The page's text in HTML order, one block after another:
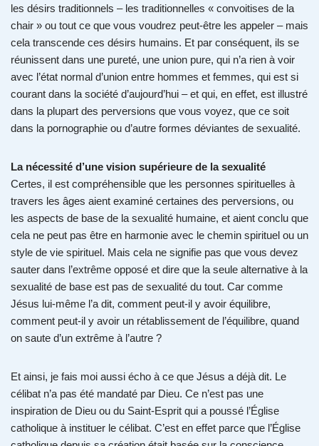
les désirs traditionnels – les traditionnelles « convoitises de la
chair » ou tout ce que vous voudrez peut-être les appeler – mais
cela transcende ces désirs humains. Et par conséquent, ils se
réunissent dans une pureté, une union pure, qui n’a rien à voir
avec l’état normal d’union entre hommes et femmes, qui est si
courant dans la société d’aujourd’hui – et qui, en effet, est illustré
dans la plupart des perversions que vous voyez, que ce soit
dans la pornographie ou d’autre formes déviantes de sexualité.
La nécessité d’une vision supérieure de la sexualité
Certes, il est compréhensible que les personnes spirituelles à
travers les âges aient examiné certaines des perversions, ou
les aspects de base de la sexualité humaine, et aient conclu que
cela ne peut pas être en harmonie avec le chemin spirituel ou un
style de vie spirituel. Mais cela ne signifie pas que vous devez
sauter dans l’extrême opposé et dire que la seule alternative à la
sexualité de base est pas de sexualité du tout. Car comme
Jésus lui-même l’a dit, comment peut-il y avoir équilibre,
comment peut-il y avoir un rétablissement de l’équilibre, quand
on saute d’un extrême à l’autre ?
Et ainsi, je fais moi aussi écho à ce que Jésus a déjà dit. Le
célibat n’a pas été mandaté par Dieu. Ce n’est pas une
inspiration de Dieu ou du Saint-Esprit qui a poussé l’Église
catholique à instituer le célibat. C’est en effet parce que l’Église